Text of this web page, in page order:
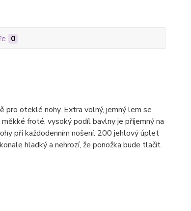
0
pro oteklé nohy. Extra volný, jemný lem se
froté, vysoký podíl bavlny je příjemný na
při každodenním nošení. 200 jehlový úplet
hladký a nehrozí, že ponožka bude tlačit.